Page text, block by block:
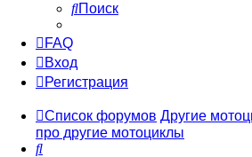
Поиск
FAQ
Вход
Регистрация
Список форумов Другие
про другие мотоциклы
Поиск